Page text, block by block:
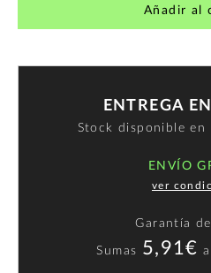
Añadir al
ENTREGA
Stock disponible en
ENVÍO
ver
Garantía de
Sumas 5,91€